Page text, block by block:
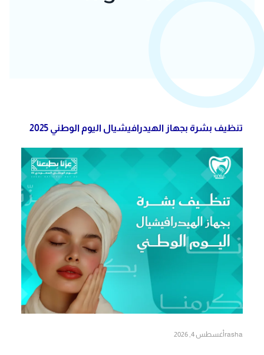
تنظيف بشرة بجهاز الهيدرافيشيال اليوم الوطني 2025
rasha أغسطس 4, 2026